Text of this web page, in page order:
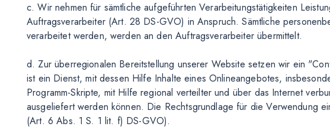
c. Wir nehmen für sämtliche aufgeführten Verarbeitungstätigkeiten
Auftragsverarbeiter (Art. 28 DS-GVO) in Anspruch. Sämtliche
verarbeitet werden, werden an den Auftragsverarbeiter übermittelt.
d. Zur überregionalen Bereitstellung unserer Website setzen wir ein
ist ein Dienst, mit dessen Hilfe Inhalte eines Onlineangebotes,
Programm-Skripte, mit Hilfe regional verteilter und über das Internet
ausgeliefert werden können. Die Rechtsgrundlage für die Verwendung
(Art. 6 Abs. 1 S. 1 lit. f) DS-GVO).